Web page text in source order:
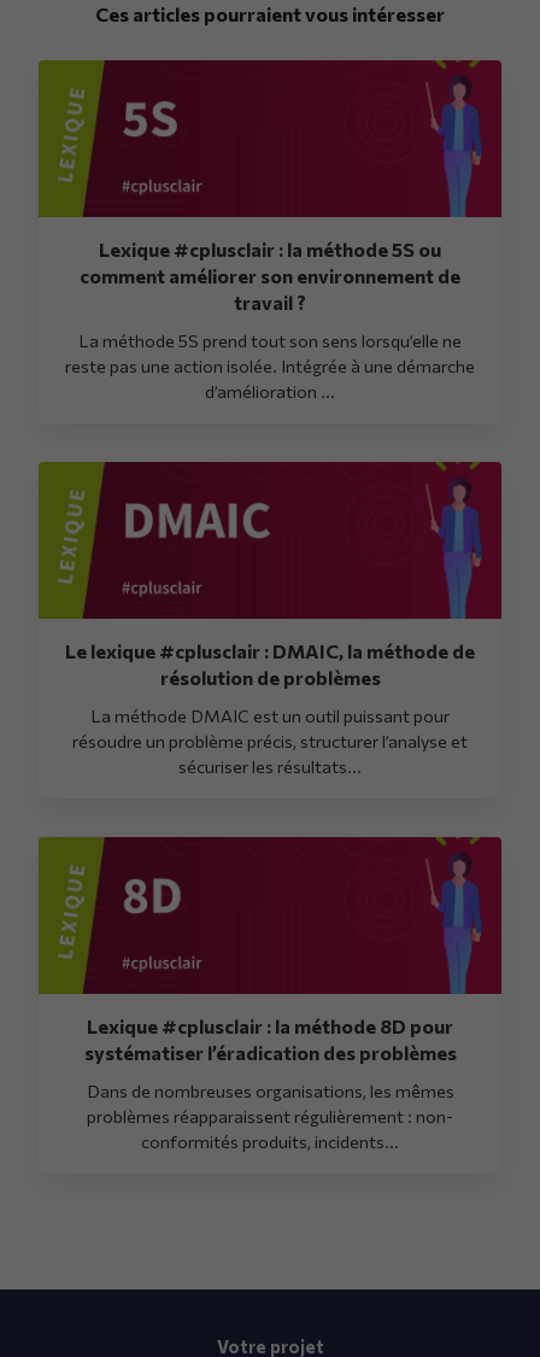
Ces articles pourraient vous intéresser
Lexique #cplusclair : la méthode 5S ou
comment améliorer son environnement de
travail ?
La méthode 5S prend tout son sens lorsqu’elle ne
reste pas une action isolée. Intégrée à une démarche
d’amélioration ...
Le lexique #cplusclair : DMAIC, la méthode de
résolution de problèmes
La méthode DMAIC est un outil puissant pour
résoudre un problème précis, structurer l’analyse et
sécuriser les résultats...
Lexique #cplusclair : la méthode 8D pour
systématiser l’éradication des problèmes
Dans de nombreuses organisations, les mêmes
problèmes réapparaissent régulièrement : non-
conformités produits, incidents...
Votre projet